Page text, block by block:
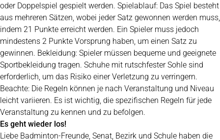
oder Doppelspiel gespielt werden. Spielablauf: Das Spiel besteht
aus mehreren Sätzen, wobei jeder Satz gewonnen werden muss,
indem 21 Punkte erreicht werden. Ein Spieler muss jedoch
mindestens 2 Punkte Vorsprung haben, um einen Satz zu
gewinnen. Bekleidung: Spieler müssen bequeme und geeignete
Sportbekleidung tragen. Schuhe mit rutschfester Sohle sind
erforderlich, um das Risiko einer Verletzung zu verringern.
Beachte: Die Regeln können je nach Veranstaltung und Niveau
leicht variieren. Es ist wichtig, die spezifischen Regeln für jede
Veranstaltung zu kennen und zu befolgen.
Es geht wieder los!
Liebe Badminton-Freunde, Senat, Bezirk und Schule haben die